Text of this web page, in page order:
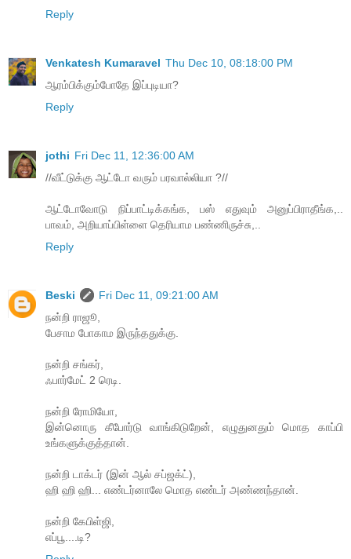
Reply
Venkatesh Kumaravel Thu Dec 10, 08:18:00 PM
ஆரம்பிக்கும்போதே இப்புடியா?
Reply
jothi Fri Dec 11, 12:36:00 AM
//வீட்டுக்கு ஆட்டோ வரும் பரவால்லியா ?//
ஆட்டோவோடு நிப்பாட்டிக்கங்க, பஸ் எதுவும் அனுப்பிராதீங்க,..
பாவம், அறியாப்பிள்ளை தெரியாம பண்ணிருச்சு,..
Reply
Beski
Fri Dec 11, 09:21:00 AM
நன்றி ராஜூ,
பேசாம போகாம இருந்ததுக்கு.
நன்றி சங்கர்,
ஃபார்மேட் 2 ரெடி.
நன்றி ரோமியோ,
இன்னொரு கீபோர்டு வாங்கிடுறேன், எழுதுனதும் மொத காப்பி
உங்களுக்குத்தான்.
நன்றி டாக்டர் (இன் ஆல் சப்ஜக்ட்),
ஹி ஹி ஹி... எண்டர்னாலே மொத எண்டர் அண்ணந்தான்.
நன்றி கேபிள்ஜி,
எப்பூ....டி?